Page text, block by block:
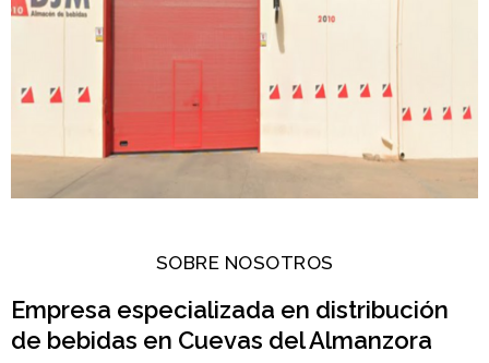
SOBRE NOSOTROS
Empresa especializada en distribución
de bebidas en Cuevas del Almanzora